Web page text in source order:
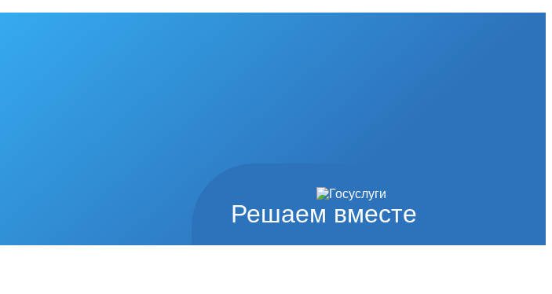
Решаем вместе